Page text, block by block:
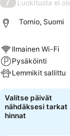
/ Luokitusta ei
Tornio, Suomi
Ilmainen Wi-Fi
Pysäköinti
Lemmikit sallittu
Katso hinnat
Valitse päivät
nähdäksesi tarkat
hinnat